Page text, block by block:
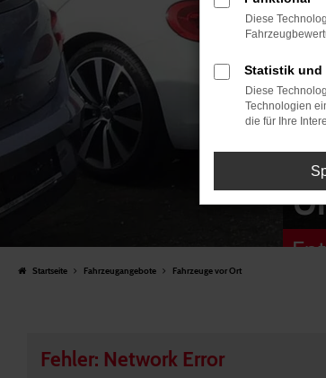
Startseite Fahrzeugangebote Fahrzeuge vor Ort
Fehler: Network Error
Diese
Statistik und
Diese
Technologien
die für Ihre